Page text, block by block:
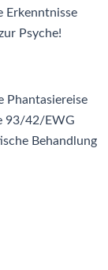
Erkenntnisse
Psyche!
Phantasiereise
93/42/EWG
Behandlung